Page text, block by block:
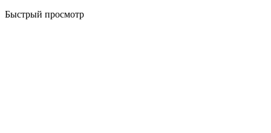
Быстрый просмотр